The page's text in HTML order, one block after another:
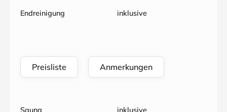
Endreinigung
inklusive
Preisliste Anmerkungen
Sauna inklusive